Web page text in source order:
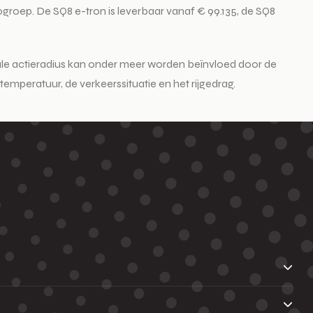
De SQ8 e-tron is leverbaar vanaf € 99.135, de SQ8
actieradius kan onder meer worden beïnvloed door de
de verkeerssituatie en het rijgedrag.